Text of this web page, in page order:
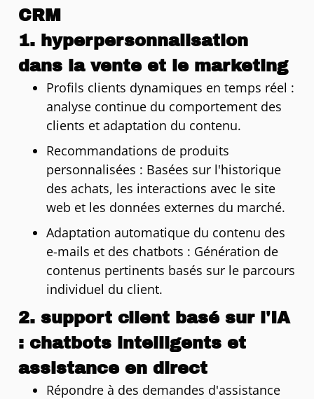
CRM
1. hyperpersonnalisation
dans la vente et le marketing
Profils clients dynamiques en temps réel :
analyse continue du comportement des
clients et adaptation du contenu.
Recommandations de produits
personnalisées : Basées sur l'historique
des achats, les interactions avec le site
web et les données externes du marché.
Adaptation automatique du contenu des
e-mails et des chatbots : Génération de
contenus pertinents basés sur le parcours
individuel du client.
2. support client basé sur l'IA
: chatbots intelligents et
assistance en direct
Répondre à des demandes d'assistance